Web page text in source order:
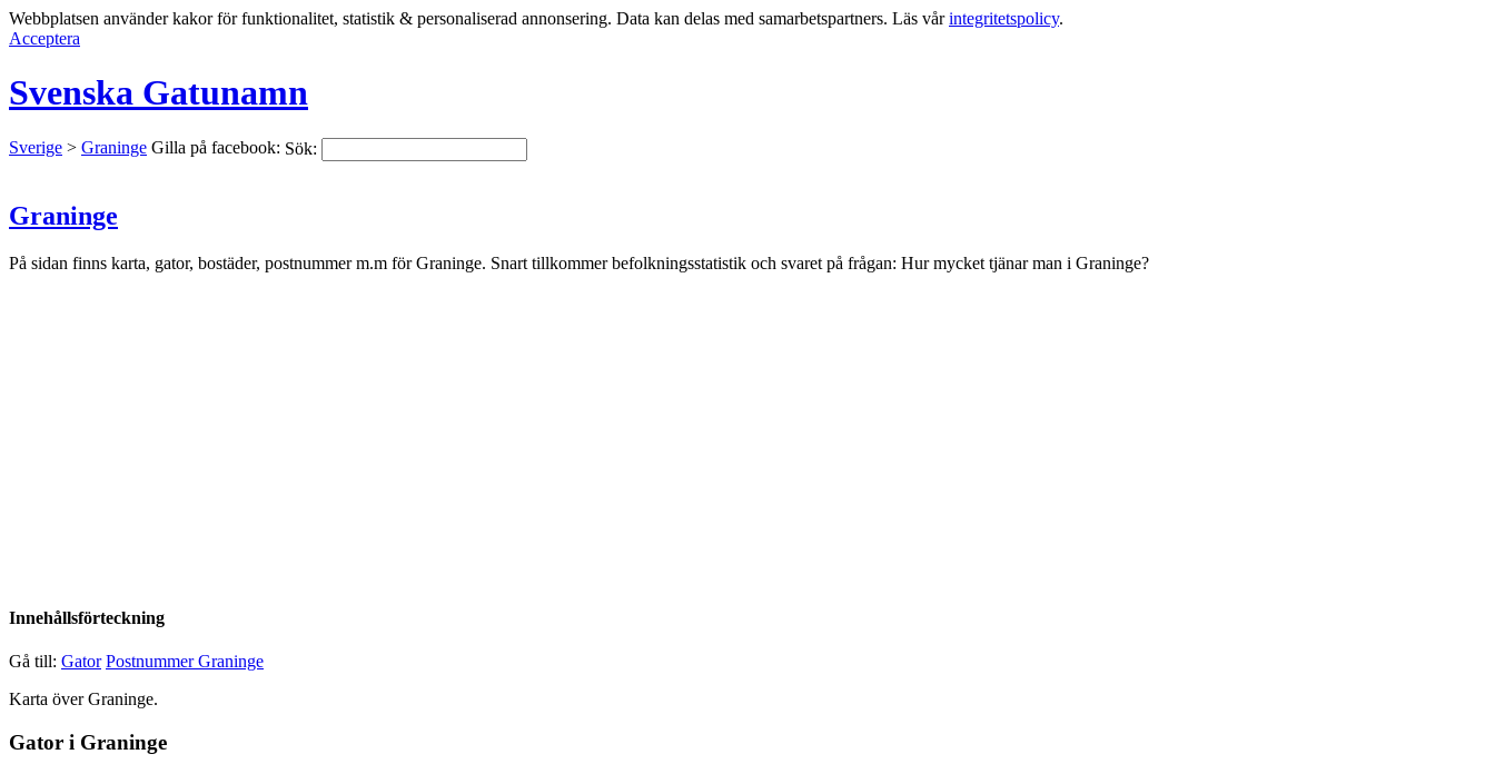
Webbplatsen använder kakor för funktionalitet, statistik & personaliserad annonsering. Data kan delas med samarbetspartners. Läs vårintegritetspolicy.
Acceptera
Svenska Gatunamn
Sverige > Graninge Sök:
Gilla på facebook:
Graninge
På sidan finns karta, gator, bostäder, postnummer m.m för Graninge. Snart tillkommer befolkningsstatistik och svaret på frågan: Hur mycket tjänar man i Graninge?
Innehållsförteckning
Gå till: Gator Postnummer Graninge
Karta över Graninge.
Gator i Graninge